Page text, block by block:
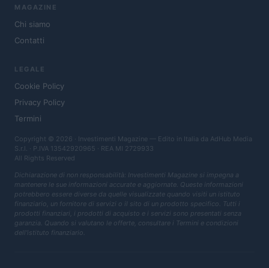
MAGAZINE
Chi siamo
Contatti
LEGALE
Cookie Policy
Privacy Policy
Termini
Copyright © 2026 · Investimenti Magazine — Edito in Italia da AdHub Media
S.r.l. · P.IVA 13542920965 · REA MI 2729933
All Rights Reserved
Dichiarazione di non responsabilità: Investimenti Magazine si impegna a
mantenere le sue informazioni accurate e aggiornate. Queste informazioni
potrebbero essere diverse da quelle visualizzate quando visiti un istituto
finanziario, un fornitore di servizi o il sito di un prodotto specifico. Tutti i
prodotti finanziari, i prodotti di acquisto e i servizi sono presentati senza
garanzia. Quando si valutano le offerte, consultare i Termini e condizioni
dell'istituto finanziario.